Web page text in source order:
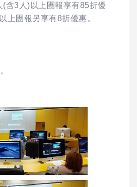
含3人)以上團報享有85折優
上團報另享有8折優惠。